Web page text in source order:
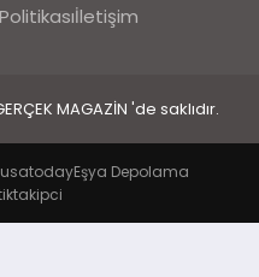
İletişim
MAGAZİN 'de saklıdır.
Eşya Depolama
takipci